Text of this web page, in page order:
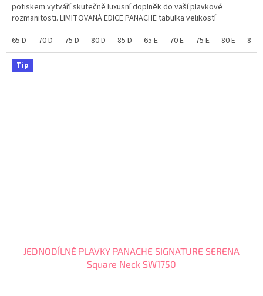
potiskem vytváří skutečně luxusní doplněk do vaší plavkové
rozmanitosti. LIMITOVANÁ EDICE PANACHE tabulka velikostí
65 D
70 D 75 D 80 D 85 D 65 E 70 E 75 E 80 E 85 E
Tip
JEDNODÍLNÉ PLAVKY PANACHE SIGNATURE SERENA
Square Neck SW1750